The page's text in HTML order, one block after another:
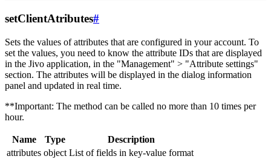
setClientAtributes#
Sets the values ​​of attributes that are configured in your account. To
set the values, you need to know the attribute IDs that are displayed
in the Jivo application, in the "Management" > "Attribute settings"
section. The attributes will be displayed in the dialog information
panel and updated in real time.
**Important: The method can be called no more than 10 times per
hour.
Name Type
Description
attributes object List of fields in key-value format